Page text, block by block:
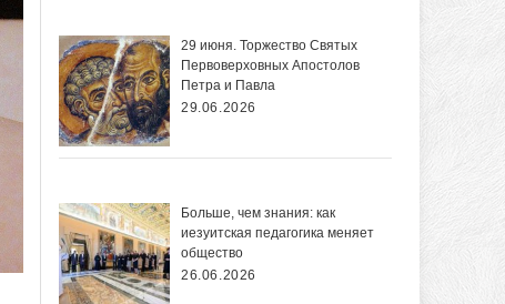
29 июня. Торжество Святых
Первоверховных Апостолов
Петра и Павла
29.06.2026
Больше, чем знания: как
иезуитская педагогика меняет
общество
26.06.2026